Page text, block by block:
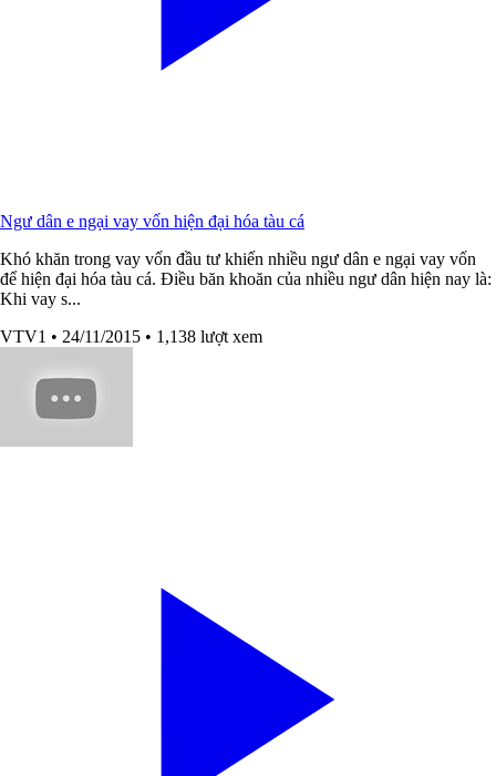
Ngư dân e ngại vay vốn hiện đại hóa tàu cá
Khó khăn trong vay vốn đầu tư khiến nhiều ngư dân e ngại vay vốn
để hiện đại hóa tàu cá. Điều băn khoăn của nhiều ngư dân hiện nay là:
Khi vay s...
VTV1 • 24/11/2015 • 1,138 lượt xem